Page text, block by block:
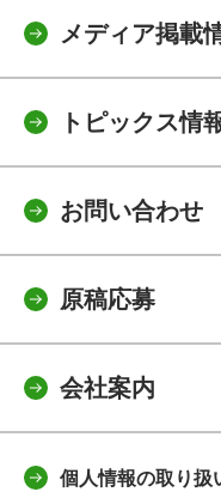
メディア掲載
トピックス情
お問い合わせ
原稿応募
会社案内
個人情報の取り扱